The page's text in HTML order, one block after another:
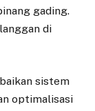
gading.
di
sistem
optimalisasi